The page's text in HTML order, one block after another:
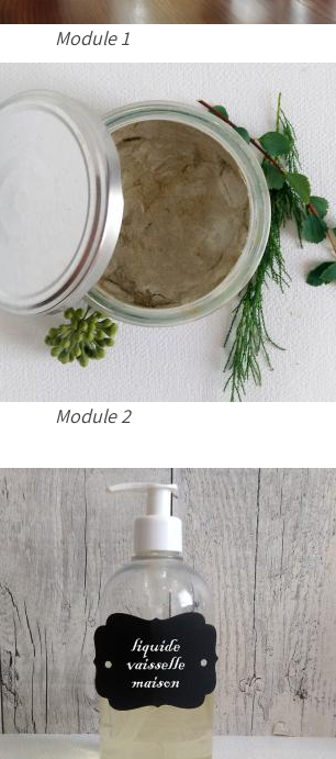
Module 1
Module 2